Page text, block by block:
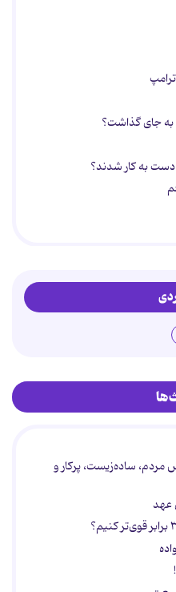
دست به کار شدند؟
ساده‌زیست، پرکار و
عهد